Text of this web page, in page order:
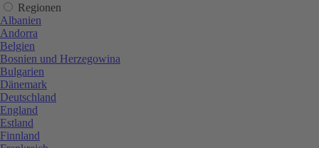
Regionen
Albanien
Andorra
Belgien
Bosnien und Herzegowina
Bulgarien
Dänemark
Deutschland
England
Estland
Finnland